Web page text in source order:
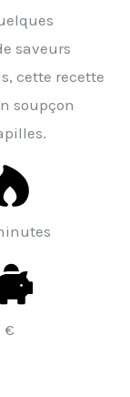
saveurs
cette recette
soupçon
€